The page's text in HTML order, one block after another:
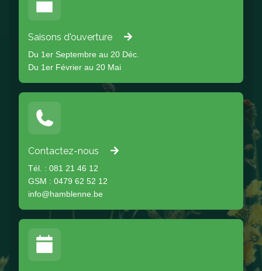
Saisons d'ouverture
Du 1er Septembre au 20 Déc.
Du 1er Février au 20 Mai
Contactez-nous
Tél. : 081 21 46 12
GSM : 0479 62 52 12
info@hamblenne.be